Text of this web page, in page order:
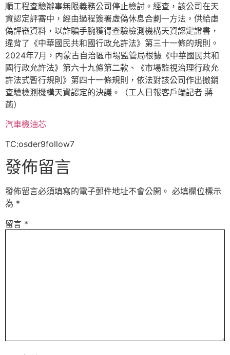
順工程查驗辦事無限義務公司停止檢討。經查，該公司在天
資認定評審中，經由過程簽署虛偽休息合劃一方法，供給虛
偽評審資料，以詐騙手腕獲得查驗檢測機構天資認定證書，
違背了《中華國民共和國行政允許法》第三十一條的規則。
2024年7月，內蒙古自治區市場監管局根據《中華國民共和
國行政允許法》第六十九條第二款、《市場監視治理行政允
許法式暫行規則》第四十一條規則，依法對該公司作出撤銷
查驗檢測機構天資認定的決議。（工人日報客戶端記者 蔣
菡）
汽車機油芯
TC:osder9follow7
發佈留言
發佈留言必須填寫的電子郵件地址不會公開。 必填欄位標示
為 *
留言 *